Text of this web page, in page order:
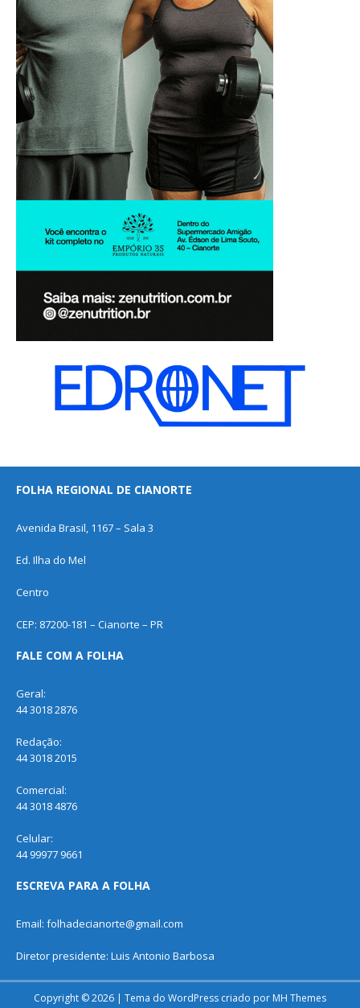
FOLHA REGIONAL DE CIANORTE
Avenida Brasil, 1167 – Sala 3
Ed. Ilha do Mel
Centro
CEP: 87200-181 – Cianorte – PR
FALE COM A FOLHA
Geral:
44 3018 2876
Redação:
44 3018 2015
Comercial:
44 3018 4876
Celular:
44 99977 9661
ESCREVA PARA A FOLHA
Email: folhadecianorte@gmail.com
Diretor presidente: Luis Antonio Barbosa
Copyright © 2026 | Tema do WordPress criado por MH Themes